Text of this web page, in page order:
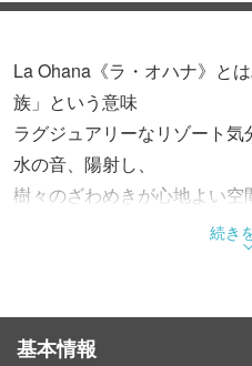
La Ohana《ラ・オハナ》と
族」という意味
ラグジュアリーなリゾート気
水の音、陽射し、
樹々のざわめきが心地よい空
つろげる癒しのひと時を！
ードから
豪快なステーキやハンバーガ
続き
基本情報